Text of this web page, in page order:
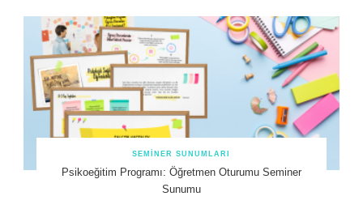
SEMINER SUNUMLARI
Psikoeğitim Programı: Öğretmen Oturumu Seminer
Sunumu